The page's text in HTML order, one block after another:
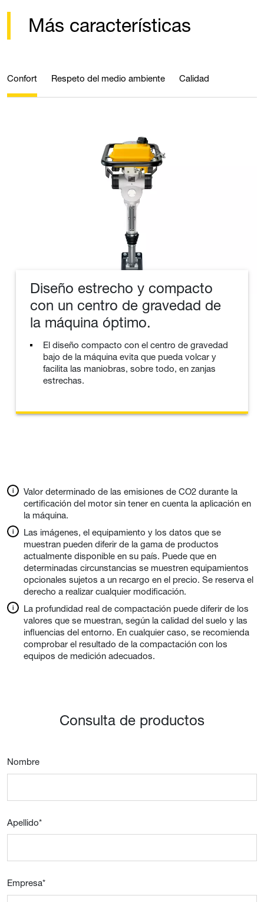
Más características
Confort Respeto del medio ambiente Calidad
Diseño estrecho y compacto
con un centro de gravedad de
la máquina óptimo.
El diseño compacto con el centro de gravedad
bajo de la máquina evita que pueda volcar y
facilita las maniobras, sobre todo, en zanjas
estrechas.
Valor determinado de las emisiones de CO2 durante la
certificación del motor sin tener en cuenta la aplicación en
la máquina.
Las imágenes, el equipamiento y los datos que se
muestran pueden diferir de la gama de productos
actualmente disponible en su país. Puede que en
determinadas circunstancias se muestren equipamientos
opcionales sujetos a un recargo en el precio. Se reserva el
derecho a realizar cualquier modificación.
La profundidad real de compactación puede diferir de los
valores que se muestran, según la calidad del suelo y las
influencias del entorno. En cualquier caso, se recomienda
comprobar el resultado de la compactación con los
equipos de medición adecuados.
Consulta de productos
Nombre
Apellido*
Empresa*